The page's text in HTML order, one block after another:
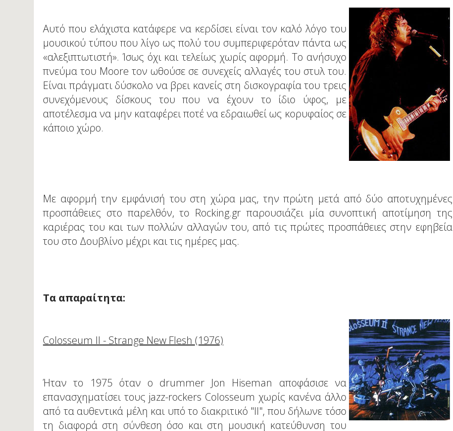
Αυτό που ελάχιστα κατάφερε να κερδίσει είναι τον καλό λόγο του
μουσικού τύπου που λίγο ως πολύ του συμπεριφερόταν πάντα ως
«αλεξιπτωτιστή». Ίσως όχι και τελείως χωρίς αφορμή. Το ανήσυχο
πνεύμα του Moore τον ωθούσε σε συνεχείς αλλαγές του στυλ του.
Είναι πράγματι δύσκολο να βρει κανείς στη δισκογραφία του τρεις
συνεχόμενους δίσκους του που να έχουν το ίδιο ύφος, με
αποτέλεσμα να μην καταφέρει ποτέ να εδραιωθεί ως κορυφαίος σε
κάποιο χώρο.
Με αφορμή την εμφάνισή του στη χώρα μας, την πρώτη μετά από δύο αποτυχημένες
προσπάθειες στο παρελθόν, το Rocking.gr παρουσιάζει μία συνοπτική αποτίμηση της
καριέρας του και των πολλών αλλαγών του, από τις πρώτες προσπάθειες στην εφηβεία
του στο Δουβλίνο μέχρι και τις ημέρες μας.
Τα απαραίτητα:
Colosseum II - Strange New Flesh (1976)
Ήταν το 1975 όταν ο drummer Jon Hiseman αποφάσισε να
επανασχηματίσει τους jazz-rockers Colosseum χωρίς κανένα άλλο
από τα αυθεντικά μέλη και υπό το διακριτικό "II", που δήλωνε τόσο
τη διαφορά στη σύνθεση όσο και στη μουσική κατεύθυνση του